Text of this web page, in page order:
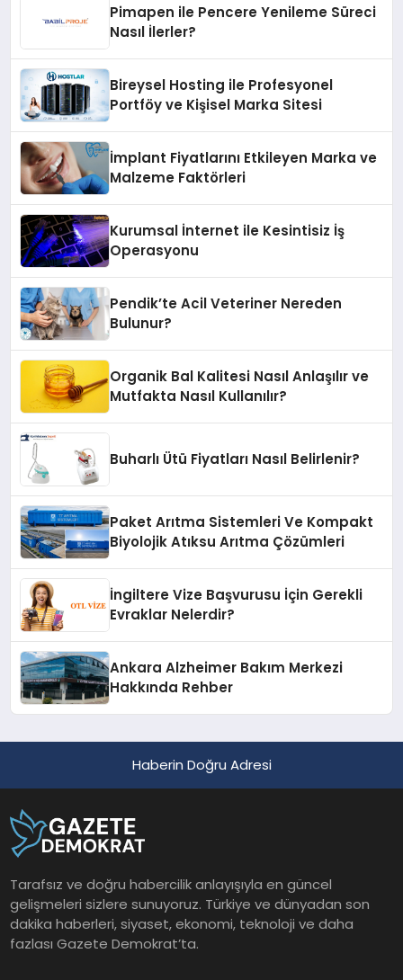
Pimapen ile Pencere Yenileme Süreci
Nasıl İlerler?
Bireysel Hosting ile Profesyonel
Portföy ve Kişisel Marka Sitesi
İmplant Fiyatlarını Etkileyen Marka ve
Malzeme Faktörleri
Kurumsal İnternet ile Kesintisiz İş
Operasyonu
Pendik’te Acil Veteriner Nereden
Bulunur?
Organik Bal Kalitesi Nasıl Anlaşılır ve
Mutfakta Nasıl Kullanılır?
Buharlı Ütü Fiyatları Nasıl Belirlenir?
Paket Arıtma Sistemleri Ve Kompakt
Biyolojik Atıksu Arıtma Çözümleri
İngiltere Vize Başvurusu İçin Gerekli
Evraklar Nelerdir?
Ankara Alzheimer Bakım Merkezi
Hakkında Rehber
Haberin Doğru Adresi
Tarafsız ve doğru habercilik anlayışıyla en güncel
gelişmeleri sizlere sunuyoruz. Türkiye ve dünyadan son
dakika haberleri, siyaset, ekonomi, teknoloji ve daha
fazlası Gazete Demokrat’ta.